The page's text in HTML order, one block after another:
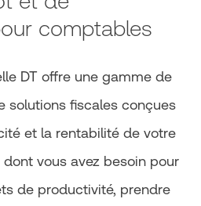
comptables
DT offre une gamme de
solutions fiscales conçues
et la rentabilité de votre
vous avez besoin pour
de productivité, prendre